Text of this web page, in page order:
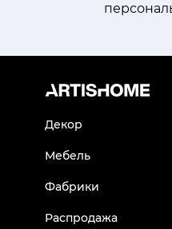
Декор
Мебель
Фабрики
Распродажа